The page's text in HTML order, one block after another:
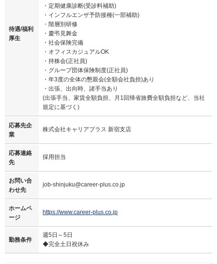
待遇/福利
厚生
・定期健康診断(受診料補助)
・インフルエンザ予防接種(一部補助)
・階層別研修
・慶弔見舞金
・社会保険完備
・オフィスカジュアルOK
・持株会(正社員)
・グループ団体保険制度(正社員)
・年3度の全体の懇親会(全額会社負担)あり
・出張、出向時、諸手当あり
(出張手当、家賃全額負担、月1回帰省旅費全額負担など、当社
規定に基づく)
応募先企
業
株式会社キャリアプラス 新宿支店
応募連絡
先
採用担当
お問い合
わせ先
job-shinjuku@career-plus.co.jp
ホームペ
ージ
https://www.career-plus.co.jp
勤務条件
週5日～5日
◆完全土日祝休み